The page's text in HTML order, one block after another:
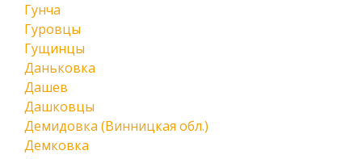
Гунча
Гуровцы
Гущинцы
Даньковка
Дашев
Дашковцы
Демидовка (Винницкая обл.)
Демковка